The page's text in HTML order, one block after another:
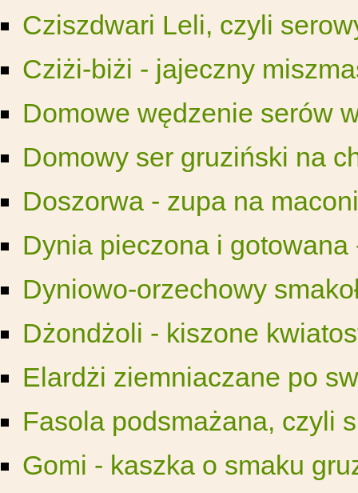
Cziszdwari Leli, czyli
Cziżi-biżi - jajeczny
Domowe wędzenie serów
Domowy ser gruziński na
Doszorwa - zupa na maconi
Dynia pieczona i
Dyniowo-orzechowy
Dżondżoli - kiszone
Elardżi ziemniaczane po
Fasola podsmażana, czyli
Gomi - kaszka o smaku